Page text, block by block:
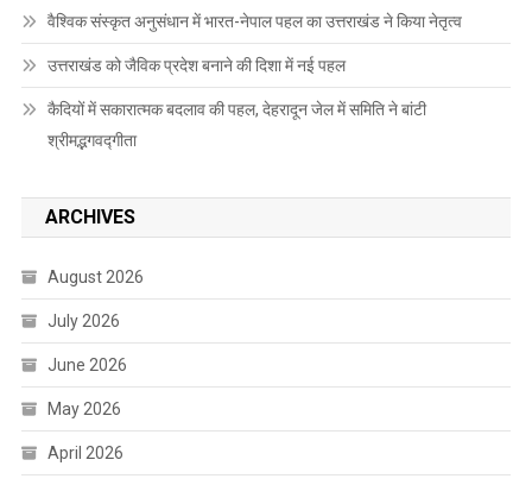
वैश्विक संस्कृत अनुसंधान में भारत-नेपाल पहल का उत्तराखंड ने किया नेतृत्व
उत्तराखंड को जैविक प्रदेश बनाने की दिशा में नई पहल
कैदियों में सकारात्मक बदलाव की पहल, देहरादून जेल में समिति ने बांटी
श्रीमद्भगवद्गीता
ARCHIVES
August 2026
July 2026
June 2026
May 2026
April 2026